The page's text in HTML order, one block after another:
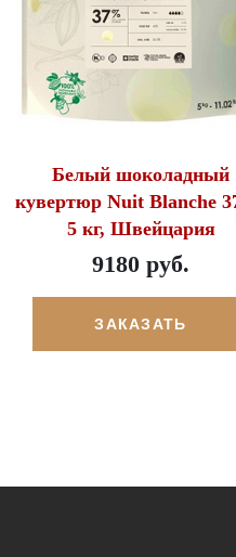
Белый шоколадный
кувертюр Nuit Blanche
5 кг, Швейцария
9180 руб.
ЗАКАЗАТЬ